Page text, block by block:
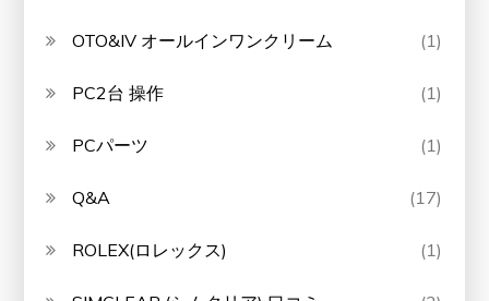
OTO&IV オールインワンクリーム (1)
PC2台 操作 (1)
PCパーツ (1)
Q&A (17)
ROLEX(ロレックス) (1)